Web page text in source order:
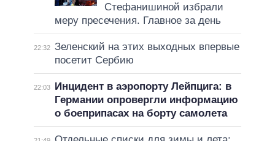
Стефанишиной избрали
меру пресечения. Главное за день
22:32 Зеленский на этих выходных впервые
посетит Сербию
22:03
Инцидент в аэропорту Лейпцига: в
Германии опровергли информацию
о боеприпасах на борту самолета